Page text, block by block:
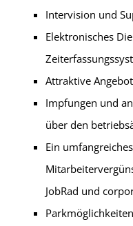
Intervision und
Elektronisches
Attraktive
Impfungen und
über den
Ein umfangreiches
JobRad und